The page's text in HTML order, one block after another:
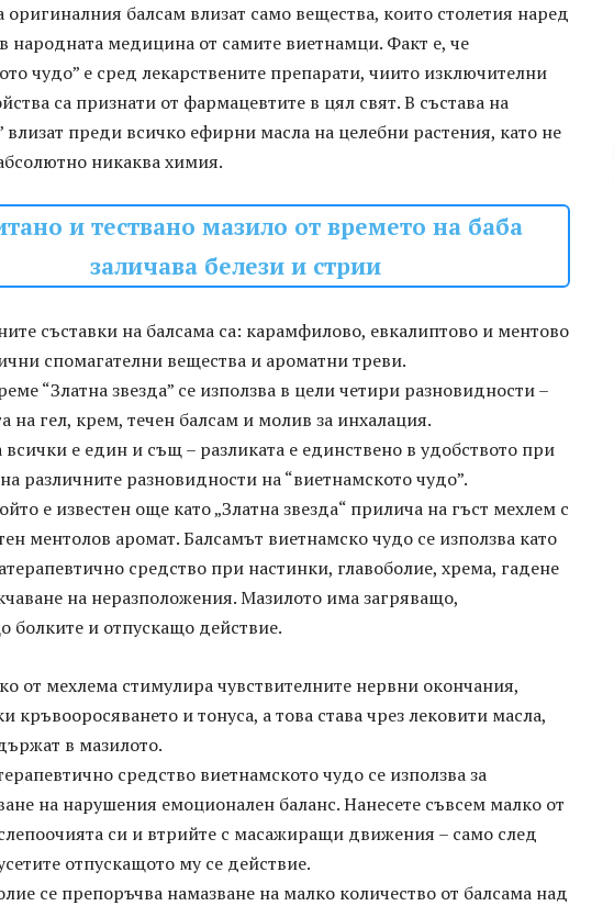
оригиналния балсам влизат само вещества, които столетия наред
народната медицина от самите виетнамци. Факт е, че
чудо” е сред лекарствените препарати, чиито изключителни
са признати от фармацевтите в цял свят. В състава на
влизат преди всичко ефирни масла на целебни растения, като не
никаква химия.
и тествано мазило от времето на баба
заличава белези и стрии
съставки на балсама са: карамфилово, евкалиптово и ментово
спомагателни вещества и ароматни треви.
“Златна звезда” се използва в цели четири разновидности –
на гел, крем, течен балсам и молив за инхалация.
всички е един и същ – разликата е единствено в удобството при
различните разновидности на “виетнамското чудо”.
е известен още като „Златна звезда“ прилича на гъст мехлем с
ментолов аромат. Балсамът виетнамско чудо се използва като
средство при настинки, главоболие, хрема, гадене
на неразположения. Мазилото има загряващо,
болките и отпускащо действие.
от мехлема стимулира чувствителните нервни окончания,
кръвооросяването и тонуса, а това става чрез лековити масла,
в мазилото.
средство виетнамското чудо се използва за
на нарушения емоционален баланс. Нанесете съвсем малко от
си и втрийте с масажиращи движения – само след
отпускащото му се действие.
се препоръчва намазване на малко количество от балсама над